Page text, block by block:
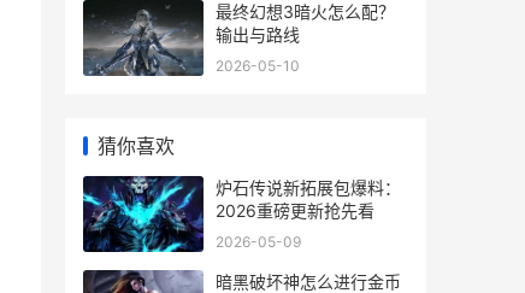
最终幻想3暗火怎么配？
输出与路线
2026-05-10
猜你喜欢
炉石传说新拓展包爆料：
2026重磅更新抢先看
2026-05-09
暗黑破坏神怎么进行金币